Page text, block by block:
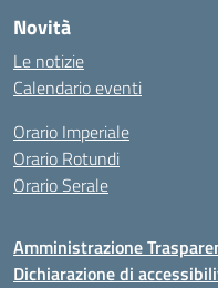
Novità
Le notizie
Calendario eventi
Orario Imperiale
Orario Rotundi
Orario Serale
Amministrazione
Dichiarazione di